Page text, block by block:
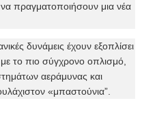
να πραγματοποιήσουν μια νέα
δυνάμεις έχουν εξοπλίσει
το πιο σύγχρονο οπλισμό,
αεράμυνας και
«μπαστούνια”.